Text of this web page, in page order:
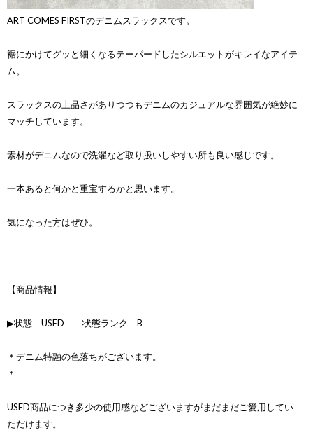
ART COMES FIRSTのデニムスラックスです。
裾にかけてグッと細くなるテーパードしたシルエットがキレイなアイテ
ム。
スラックスの上品さがありつつもデニムのカジュアルな雰囲気が絶妙に
マッチしています。
素材がデニムなので洗濯など取り扱いしやすい所も良い感じです。
一本あると何かと重宝するかと思います。
気になった方はぜひ。
【商品情報】
▶状態 USED 状態ランク B
＊デニム特融の色落ちがございます。
＊
USED商品につき多少の使用感などございますがまだまだご愛用してい
ただけます。